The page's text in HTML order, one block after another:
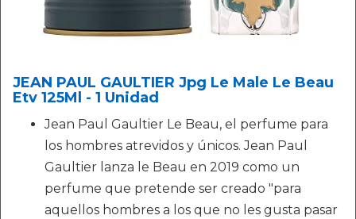
JEAN PAUL GAULTIER Jpg Le Male Le Beau
Etv 125Ml - 1 Unidad
Jean Paul Gaultier Le Beau, el perfume para
los hombres atrevidos y únicos. Jean Paul
Gaultier lanza le Beau en 2019 como un
perfume que pretende ser creado "para
aquellos hombres a los que no les gusta pasar